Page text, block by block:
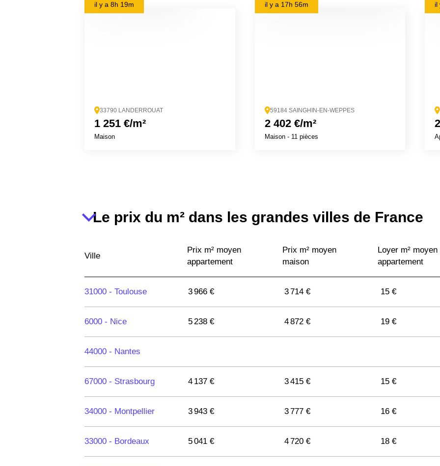
il y a 8h 19m
33790 LANDERROUAT
1 251 €/m²
Maison
il y a 17h 56m
59184 SAINGHIN-EN-WEPPES
2 402 €/m²
Maison- 11 pièces
il
Le prix du m² dans les grandes villes de France
Ville
Prix m² moyen
appartement
Prix m² moyen
maison
Loyer m² moyen
appartement
31000 - Toulouse 3 966 € 3 714 € 15 €
6000 - Nice 5 238 € 4 872 € 19 €
44000 - Nantes
67000 - Strasbourg 4 137 € 3 415 € 15 €
34000 - Montpellier 3 943 € 3 777 € 16 €
33000 - Bordeaux 5 041 € 4 720 € 18 €